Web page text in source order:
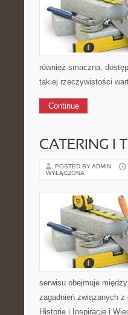
również smaczna,
takiej rzeczywistości
Continue
CATERING I
POSTED BY ADMIN
WYŁĄCZONA
serwisu obejmuje
zagadnień związanych
Historie i Inspiracje i